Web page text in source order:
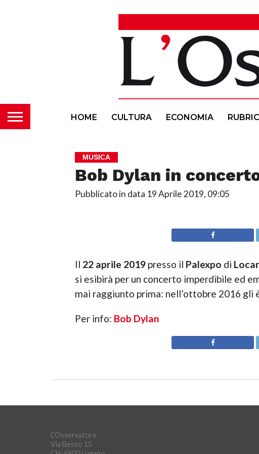
HOME CULTURA ECONOMIA
MUSICA
Bob Dylan in
Pubblicato in data 19 Aprile 2019, 09:05
Il 22 aprile 2019presso il Palexpo di
si esibirà per un concerto imperdibile ed
mai raggiunto prima: nell’ottobre 2016
Per info: Bob Dylan
L'Osservatore
Via Besso 15